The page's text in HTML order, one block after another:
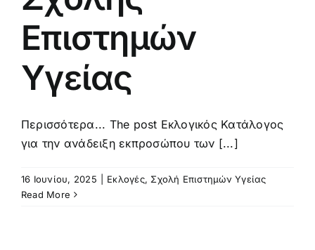
Επιστημών
Υγείας
Περισσότερα... The post Εκλογικός Κατάλογος
για την ανάδειξη εκπροσώπου των [...]
16 Ιουνίου, 2025 Εκλογές, Σχολή Επιστημών Υγείας
Read More